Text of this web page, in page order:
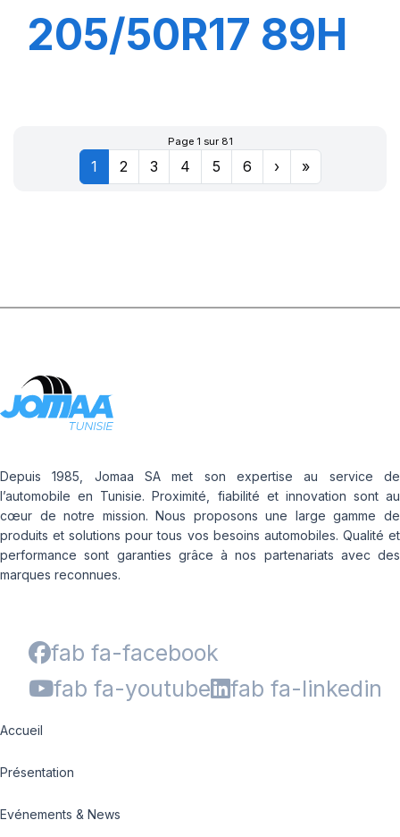
205/50R17 89H
C2
Page 1 sur 81
1 2 3 4 5 6 › »
Depuis 1985, Jomaa SA met son expertise au service de
l’automobile en Tunisie. Proximité, fiabilité et innovation sont au
cœur de notre mission. Nous proposons une large gamme de
produits et solutions pour tous vos besoins automobiles. Qualité et
performance sont garanties grâce à nos partenariats avec des
marques reconnues.
fab fa-facebook
fab fa-youtube
fab fa-linkedin
Accueil
Présentation
Evénements & News